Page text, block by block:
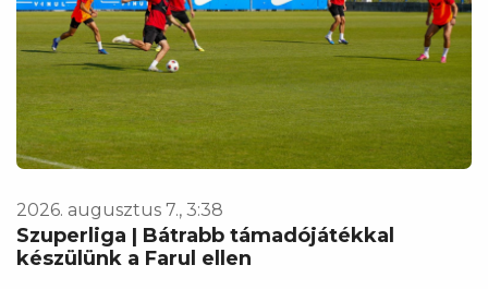
2026. augusztus 7., 3:38
Szuperliga | Bátrabb támadójátékkal
készülünk a Farul ellen